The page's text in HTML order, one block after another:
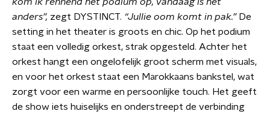
anders”, zegt DYSTINCT. “Jullie oom komt in pak.” De
setting in het theater is groots en chic. Op het podium
staat een volledig orkest, strak opgesteld. Achter het
orkest hangt een ongelofelijk groot scherm met visuals,
en voor het orkest staat een Marokkaans bankstel, wat
zorgt voor een warme en persoonlijke touch. Het geeft
de show iets huiselijks en onderstreept de verbinding